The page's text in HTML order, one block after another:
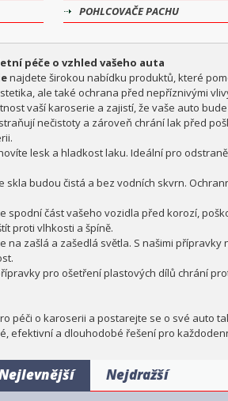
POHLCOVAČE PACHU
péče o vzhled vašeho auta
najdete širokou nabídku produktů, které
ale také ochrana před nepříznivými
vaší karoserie a zajistí, že vaše auto
nečistoty a zároveň chrání lak před
lesk a hladkost laku. Ideální pro
skla budou čistá a bez vodních skvrn.
spodní část vašeho vozidla před korozí,
proti vlhkosti a špíně.
na zašlá a zašedlá světla. S našimi
pro ošetření plastových dílů chrání
péči o karoserii a postarejte se o své auto
efektivní a dlouhodobé řešení pro
Nejdražší